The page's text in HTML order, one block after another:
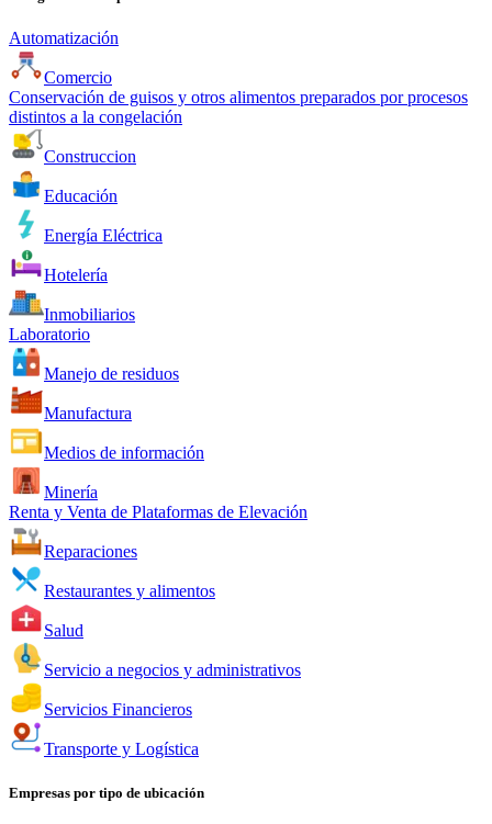
Automatización
Comercio
Conservación de guisos y otros alimentos preparados por procesos
distintos a la congelación
Construccion
Educación
Energía Eléctrica
Hotelería
Inmobiliarios
Laboratorio
Manejo de residuos
Manufactura
Medios de información
Minería
Renta y Venta de Plataformas de Elevación
Reparaciones
Restaurantes y alimentos
Salud
Servicio a negocios y administrativos
Servicios Financieros
Transporte y Logística
Empresas por tipo de ubicación